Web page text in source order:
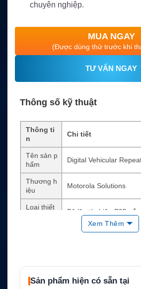
chuyên nghiệp.
MUA NGAY
(Được dùng thử trước khi
TƯ VẤN NGAY
Thông số kỹ thuật
Thông ti
n
Chi tiết
Tên sản p
hẩm
Digital Vehicular
Thương h
iệu
Motorola Solutions
Loại thiết
Bộ lặp tín hiệu P25 gắn
Nền tảng
Xem Thêm
Sản phẩm hiện có sẵn tại